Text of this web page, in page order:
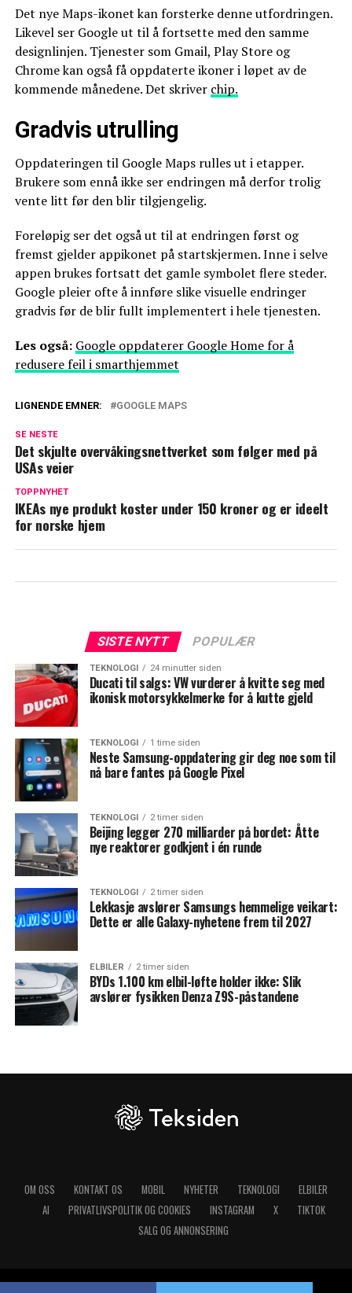
Det nye Maps-ikonet kan forsterke denne utfordringen.
Likevel ser Google ut til å fortsette med den samme
designlinjen. Tjenester som Gmail, Play Store og
Chrome kan også få oppdaterte ikoner i løpet av de
kommende månedene. Det skriver chip.
Gradvis utrulling
Oppdateringen til Google Maps rulles ut i etapper.
Brukere som ennå ikke ser endringen må derfor trolig
vente litt før den blir tilgjengelig.
Foreløpig ser det også ut til at endringen først og
fremst gjelder appikonet på startskjermen. Inne i selve
appen brukes fortsatt det gamle symbolet flere steder.
Google pleier ofte å innføre slike visuelle endringer
gradvis før de blir fullt implementert i hele tjenesten.
Les også: Google oppdaterer Google Home for å
redusere feil i smarthjemmet
LIGNENDE EMNER: GOOGLE MAPS
SE NESTE
Det skjulte overvåkingsnettverket som følger med på
USAs veier
TOPPNYHET
IKEAs nye produkt koster under 150 kroner og er ideelt
for norske hjem
SISTE NYTT POPULÆR
TEKNOLOGI 24 minutter siden
Ducati til salgs: VW vurderer å kvitte seg med
ikonisk motorsykkelmerke for å kutte gjeld
TEKNOLOGI 1 time siden
Neste Samsung-oppdatering gir deg noe som til
nå bare fantes på Google Pixel
TEKNOLOGI 2 timer siden
Beijing legger 270 milliarder på bordet: Åtte
nye reaktorer godkjent i én runde
TEKNOLOGI 2 timer siden
Lekkasje avslører Samsungs hemmelige veikart:
Dette er alle Galaxy-nyhetene frem til 2027
ELBILER 2 timer siden
BYDs 1.100 km elbil-løfte holder ikke: Slik
avslører fysikken Denza Z9S-påstandene
OM OSS KONTAKT OS MOBIL NYHETER TEKNOLOGI
ELBILER
AI
PRIVATLIVSPOLITIK OG COOKIES INSTAGRAM X
TIKTOK
SALG OG ANNONSERING